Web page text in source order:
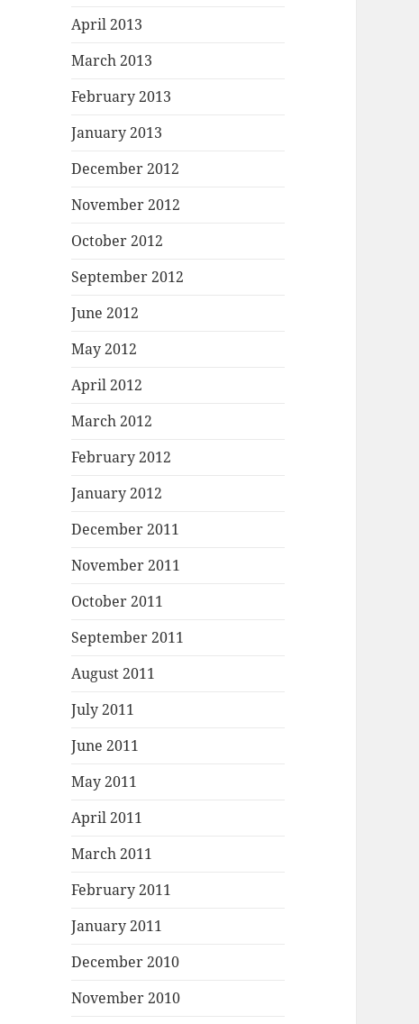
April 2013
March 2013
February 2013
January 2013
December 2012
November 2012
October 2012
September 2012
June 2012
May 2012
April 2012
March 2012
February 2012
January 2012
December 2011
November 2011
October 2011
September 2011
August 2011
July 2011
June 2011
May 2011
April 2011
March 2011
February 2011
January 2011
December 2010
November 2010